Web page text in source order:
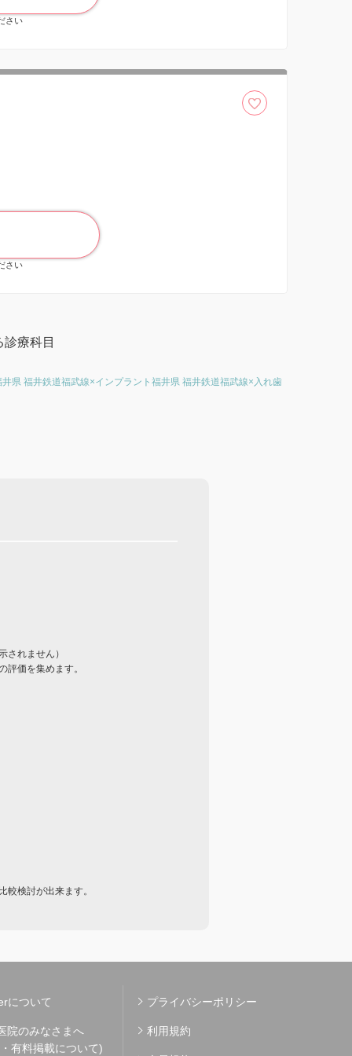
さい
さい
療科目
井県 福井鉄道福武線×インプラント 福井県 福井鉄道福武線×入れ歯
されません）
価を集めます。
検討が出来ます。
について
院のみなさまへ
有料掲載について)
プライバシーポリシー
利用規約